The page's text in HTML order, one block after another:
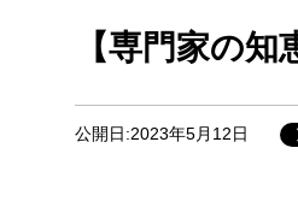
【専門家の
公開日:2023年5月12日